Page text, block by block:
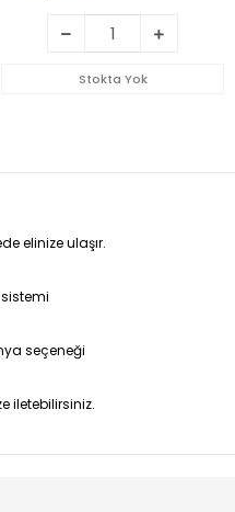
Stokta Yok
elinize ulaşır.
seçeneği
iletebilirsiniz.